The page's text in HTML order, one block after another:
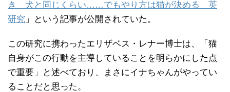
き 犬と同じくらい……でもやり方は猫が決める 英
研究 」という記事が公開されていた。
この研究に携わったエリザベス・レナー博士は、「猫
自身がこの行動を主導していることを明らかにした点
で重要」と述べており、まさにイナちゃんがやってい
ることだと思った。